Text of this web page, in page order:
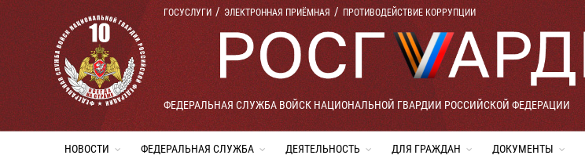
ГОСУСЛУГИ ЭЛЕКТРОННАЯ ПРИЁМНАЯ ПРОТИВОДЕЙСТВИЕ КОРРУПЦИИ
ФЕДЕРАЛЬНАЯ СЛУЖБА ВОЙСК НАЦИОНАЛЬНОЙ ГВАРДИИ РОССИЙСКОЙ ФЕДЕРАЦИИ
НОВОСТИ ФЕДЕРАЛЬНАЯ СЛУЖБА ДЕЯТЕЛЬНОСТЬ ДЛЯ ГРАЖДАН ДОКУМЕНТЫ